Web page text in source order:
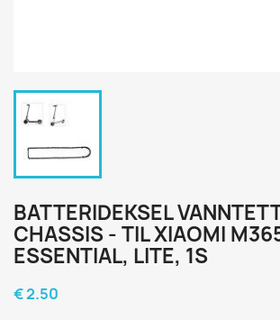
BATTERIDEKSEL
CHASSIS - TIL XIAOMI
ESSENTIAL, LITE, 1S
€ 2.50